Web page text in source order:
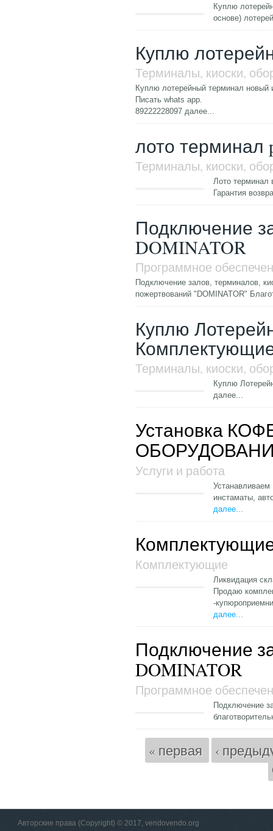
Куплю
основе)
Куплю
Терминалы, киоски,
Куплю лотерейный терминал новый
Писать whats app.
89222228097 далее...
лото терминал
Терминалы, киоски,
Лото терминал
Гарантия
Подключение
DOMINATOR
Программное
Подключение залов, терминалов,
пожертвований "DOMINATOR"
Куплю
Терминалы, киоски,
Куплю
далее...
Установка
Услуги и работа
инстаматы,
далее...
Комплектующие
Ликвидация
Продаю
-
далее...
Подключение
DOMINATOR
Программное
Подключение
Страницы
« первая
‹
Авторские права (Copyright) © 2017, vendovendo.org